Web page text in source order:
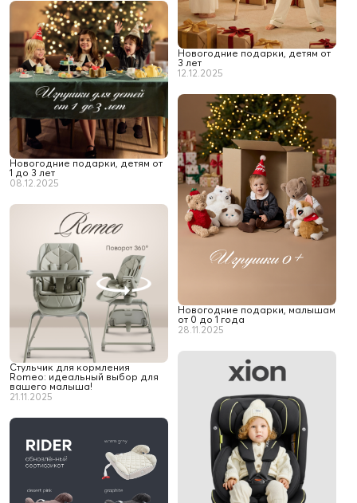
Новогодние подарки, детям от
3 лет
12.12.2025
Новогодние подарки, детям от
1 до 3 лет
08.12.2025
Новогодние подарки, малышам
от 0 до 1 года
28.11.2025
Стульчик для кормления
Romeo: идеальный выбор для
вашего малыша!
21.11.2025